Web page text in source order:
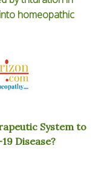
homeopathic
System to
Disease?